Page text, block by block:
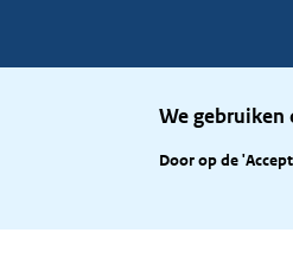
We gebruiken
Door op de